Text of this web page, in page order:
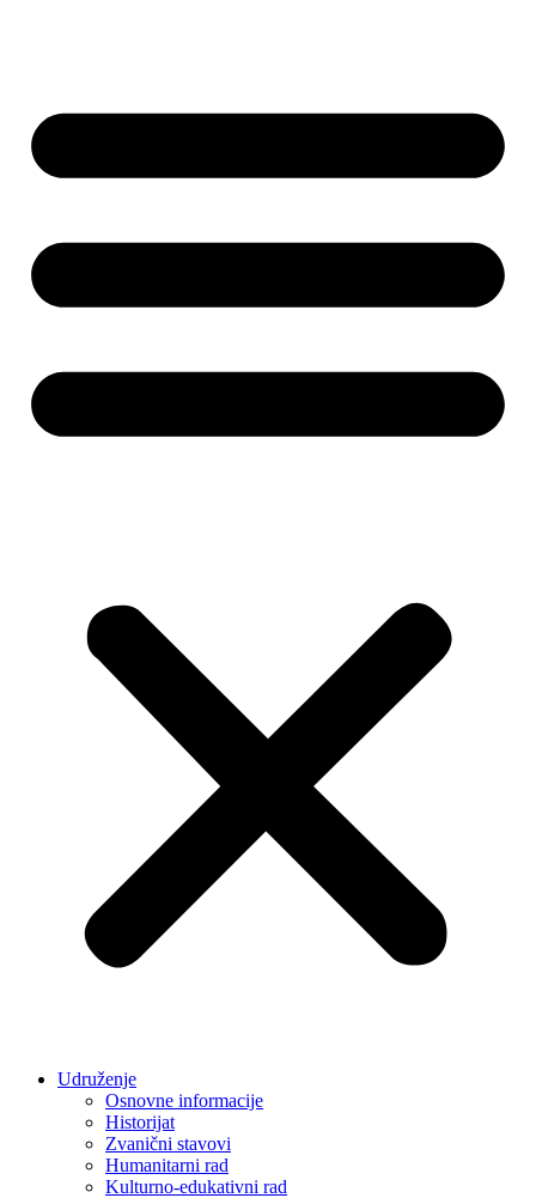
Udruženje
Osnovne informacije
Historijat
Zvanični stavovi
Humanitarni rad
Kulturno-edukativni rad